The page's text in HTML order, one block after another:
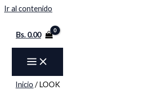
Ir al contenido
Bs.0.00
Inicio / LOOK